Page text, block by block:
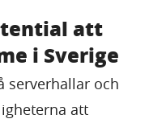
att
i Sverige
serverhallar och
att